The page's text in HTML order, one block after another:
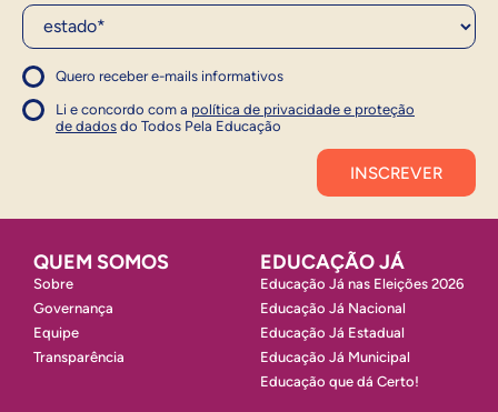
Estado*
Quero receber e-mails informativos
1
Concordo com a política
Concordo com a política
Li e concordo com a política de privacidade e proteção
de dados do Todos Pela Educação
1
QUEM SOMOS
Sobre
Governança
Equipe
Transparência
EDUCAÇÃO JÁ
Educação Já nas Eleições 2026
Educação Já Nacional
Educação Já Estadual
Educação Já Municipal
Educação que dá Certo!